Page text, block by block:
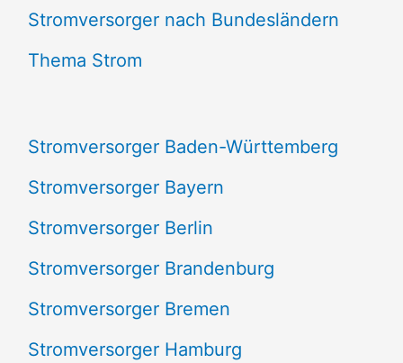
e
n
h
:
Stromversorger nach Bundesländern
Thema Strom
Stromversorger Baden-Württemberg
Stromversorger Bayern
Stromversorger Berlin
Stromversorger Brandenburg
Stromversorger Bremen
Stromversorger Hamburg